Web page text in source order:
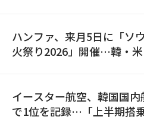
ハンファ、来月5日に「ソ
火祭り2026」開催…韓・
イースター航空、韓国国
で1位を記録…「上半期搭